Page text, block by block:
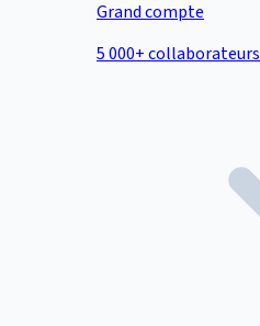
Grand compte
5 000+ collaborateurs